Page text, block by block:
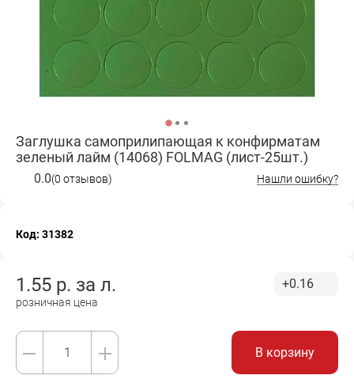
Заглушка самоприлипающая к конфирматам
зеленый лайм (14068) FOLMAG (лист-25шт.)
0.0(0 отзывов) Нашли ошибку?
Код: 31382
1.55 р. за л.
розничная цена
+0.16
В корзину